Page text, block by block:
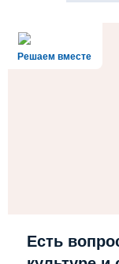
Решаем вместе
Есть